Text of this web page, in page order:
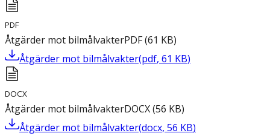
PDF
Åtgärder mot bilmålvakterPDF(61 KB)
Åtgärder mot bilmålvakter(pdf, 61 KB)
DOCX
Åtgärder mot bilmålvakterDOCX(56 KB)
Åtgärder mot bilmålvakter(docx, 56 KB)